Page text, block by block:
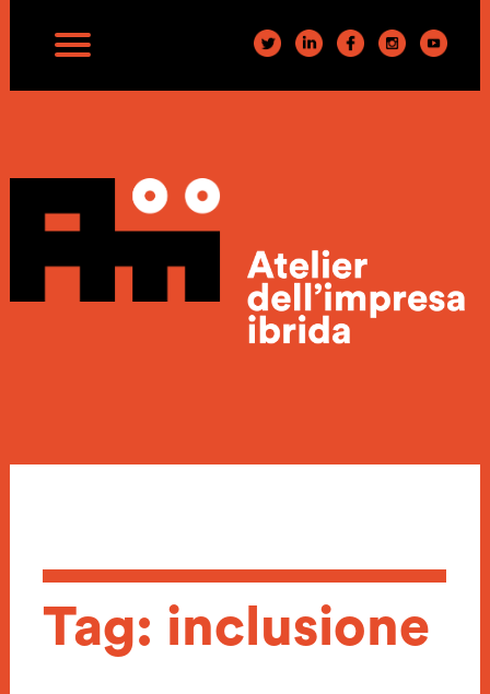
Tag: inclusione